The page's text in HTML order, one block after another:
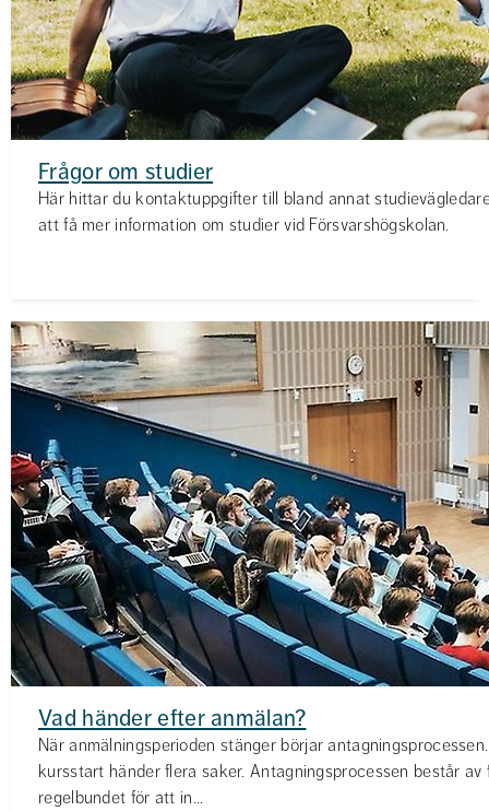
Frågor om studier
Här hittar du kontaktuppgifter till bland annat
att få mer information om studier vid Försvarshögskolan.
Vad händer efter anmälan?
När anmälningsperioden stänger börjar
kursstart händer flera saker. Antagningsprocessen består av
regelbundet för att in...